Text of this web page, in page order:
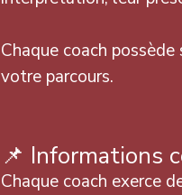
Chaque coach
votre parcours.
📌 Informations
Chaque coach exerce